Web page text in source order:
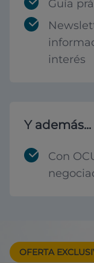
Guía
interés
Y además...
Con
OFERTA